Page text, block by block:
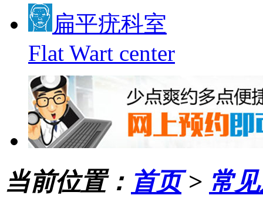
扁平疣科室
Flat Wart center
当前位置： 首页> 常